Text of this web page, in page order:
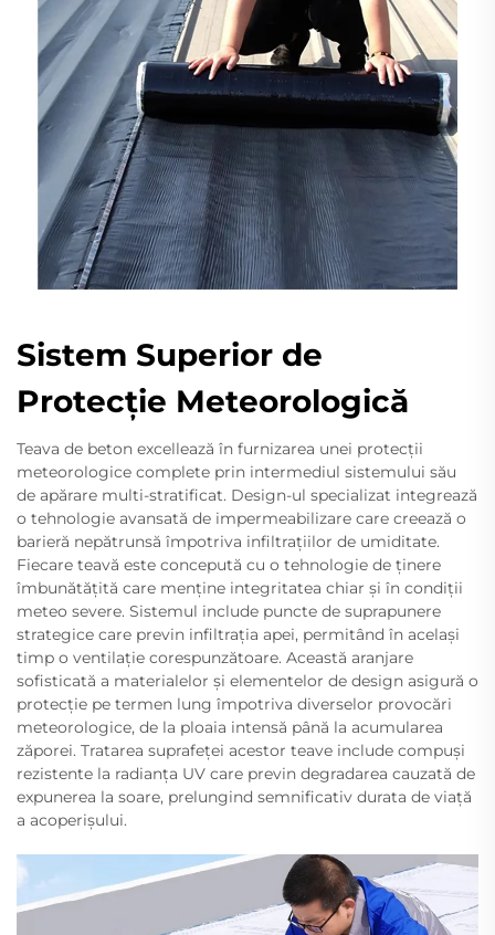
Sistem Superior de
Protecție Meteorologică
Teava de beton excellează în furnizarea unei protecții
meteorologice complete prin intermediul sistemului său
de apărare multi-stratificat. Design-ul specializat integrează
o tehnologie avansată de impermeabilizare care creează o
barieră nepătrunsă împotriva infiltrațiilor de umiditate.
Fiecare teavă este concepută cu o tehnologie de ținere
îmbunătățită care menține integritatea chiar și în condiții
meteo severe. Sistemul include puncte de suprapunere
strategice care previn infiltrația apei, permitând în același
timp o ventilație corespunzătoare. Această aranjare
sofisticată a materialelor și elementelor de design asigură o
protecție pe termen lung împotriva diverselor provocări
meteorologice, de la ploaia intensă până la acumularea
zăporei. Tratarea suprafeței acestor teave include compuși
rezistente la radianța UV care previn degradarea cauzată de
expunerea la soare, prelungind semnificativ durata de viață
a acoperișului.